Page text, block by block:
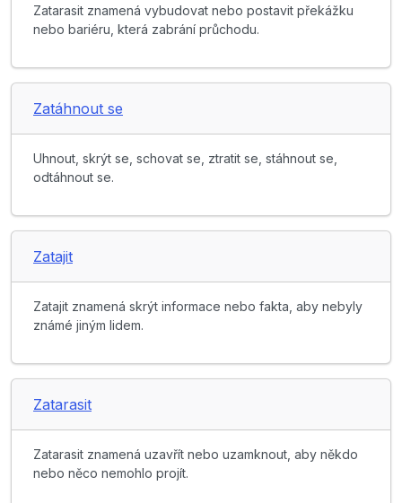
Zatarasit znamená vybudovat nebo postavit překážku
nebo bariéru, která zabrání průchodu.
Zatáhnout se
Uhnout, skrýt se, schovat se, ztratit se, stáhnout se,
odtáhnout se.
Zatajit
Zatajit znamená skrýt informace nebo fakta, aby nebyly
známé jiným lidem.
Zatarasit
Zatarasit znamená uzavřít nebo uzamknout, aby někdo
nebo něco nemohlo projít.